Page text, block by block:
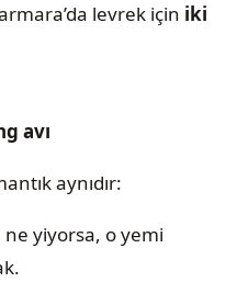
levrek için iki
avı
aynıdır:
yiyorsa, o yemi